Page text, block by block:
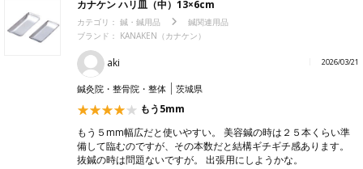
カナケン ハリ皿（中）13×6cm
カテゴリ： 鍼・鍼用品
鍼関連用品
ブランド： KANAKEN（カナケン）
aki 2026/03/21
鍼灸院・整骨院・整体 茨城県
もう5mm
もう５mm幅広だと使いやすい。 美容鍼の時は２５本くらい準
備して臨むのですが、その本数だと結構ギチギチ感あります。
抜鍼の時は問題ないですが。 出張用にしようかな。